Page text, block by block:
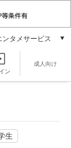
タメサービス
CD/DVD
題
ン
成人向け
生